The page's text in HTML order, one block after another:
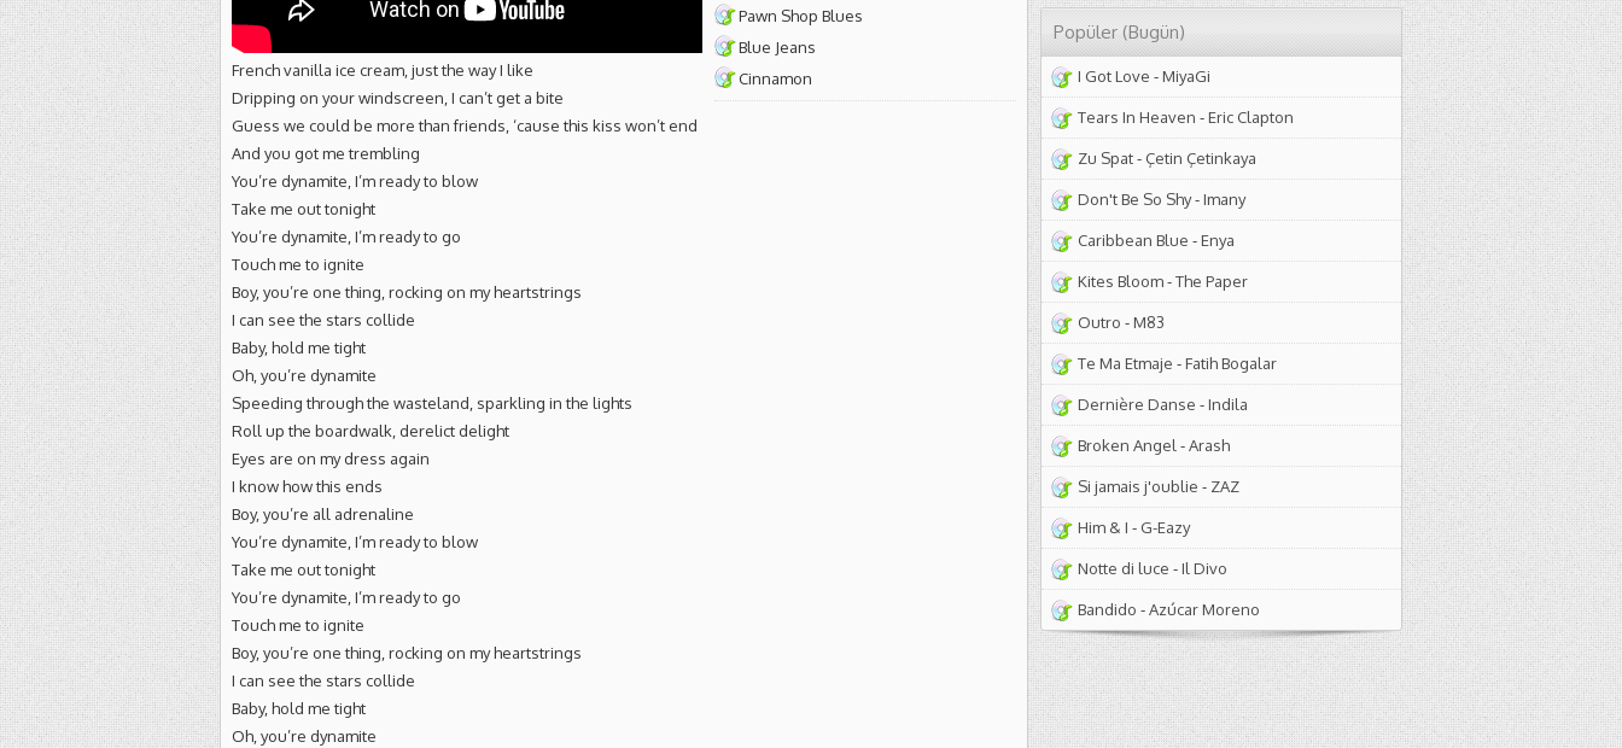
French vanilla ice cream, just the way I like
Dripping on your windscreen, I can’t get a bite
Guess we could be more than friends, ‘cause this kiss won’t end
And you got me trembling
You’re dynamite, I’m ready to blow
Take me out tonight
You’re dynamite, I’m ready to go
Touch me to ignite
Boy, you’re one thing, rocking on my heartstrings
I can see the stars collide
Baby, hold me tight
Oh, you’re dynamite
Speeding through the wasteland, sparkling in the lights
Roll up the boardwalk, derelict delight
Eyes are on my dress again
I know how this ends
Boy, you’re all adrenaline
You’re dynamite, I’m ready to blow
Take me out tonight
You’re dynamite, I’m ready to go
Touch me to ignite
Boy, you’re one thing, rocking on my heartstrings
I can see the stars collide
Baby, hold me tight
Oh, you’re dynamite
Pawn Shop Blues
Blue Jeans
Cinnamon
Popüler (Bugün)
I Got Love -MiyaGi
Tears In Heaven -Eric Clapton
Zu Spat- Çetin Çetinkaya
Don't Be So Shy-Imany
Caribbean Blue -Enya
Kites Bloom-The Paper
Outro -M83
Te Ma Etmaje -Fatih Bogalar
Dernière Danse -Indila
Broken Angel -Arash
Si jamais j'oublie - ZAZ
Him & I - G-Eazy
Notte di luce -Il Divo
Bandido -Azúcar Moreno